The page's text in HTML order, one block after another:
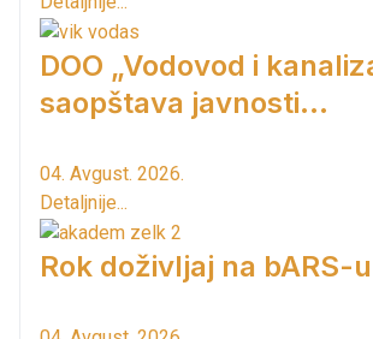
DOO „Vodovod i
saopštava javnosti...
04. Avgust. 2026.
Detaljnije...
Rok doživljaj na bARS-u